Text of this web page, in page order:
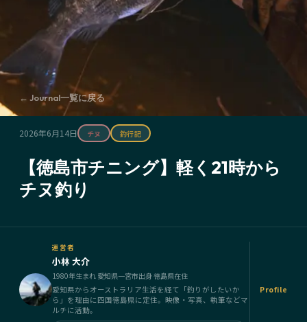
← Journal一覧に戻る
2026年6月14日 チヌ 釣行記
【徳島市チニング】軽く21時から
チヌ釣り
運営者
小林 大介
1980年生まれ 愛知県一宮市出身 徳島県在住
愛知県からオーストラリア生活を経て「釣りがしたいか
ら」を理由に四国徳島県に定住。映像・写真、執筆などマ
ルチに活動。
Profile